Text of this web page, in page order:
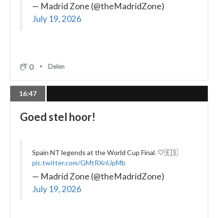
— Madrid Zone (@theMadridZone)
July 19, 2026
0 Delen
16:47
Goed stel hoor!
Spain NT legends at the World Cup Final. 🤍🇪🇸
pic.twitter.com/GMtRXnUpMb
— Madrid Zone (@theMadridZone)
July 19, 2026